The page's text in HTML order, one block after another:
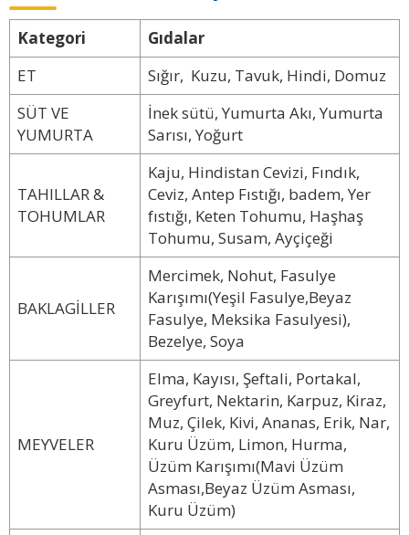
Kategori
Gıdalar
ET
Sığır, Kuzu, Tavuk, Hindi, Domuz
SÜT VE
YUMURTA
İnek sütü, Yumurta Akı, Yumurta
Sarısı, Yoğurt
TAHILLAR &
TOHUMLAR
Kaju, Hindistan Cevizi, Fındık,
Ceviz, Antep Fıstığı, badem, Yer
fıstığı, Keten Tohumu, Haşhaş
Tohumu, Susam, Ayçiçeği
BAKLAGİLLER
Mercimek, Nohut, Fasulye
Karışımı(Yeşil Fasulye,Beyaz
Fasulye, Meksika Fasulyesi),
Bezelye, Soya
MEYVELER
Elma, Kayısı, Şeftali, Portakal,
Greyfurt, Nektarin, Karpuz, Kiraz,
Muz, Çilek, Kivi, Ananas, Erik, Nar,
Kuru Üzüm, Limon, Hurma,
Üzüm Karışımı(Mavi Üzüm
Asması,Beyaz Üzüm Asması,
Kuru Üzüm)